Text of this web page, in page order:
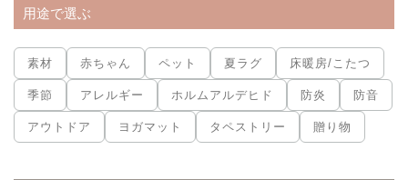
用途で選ぶ
素材 赤ちゃん ペット 夏ラグ 床暖房/こたつ
季節 アレルギー ホルムアルデヒド 防炎 防音
アウトドア ヨガマット タペストリー 贈り物